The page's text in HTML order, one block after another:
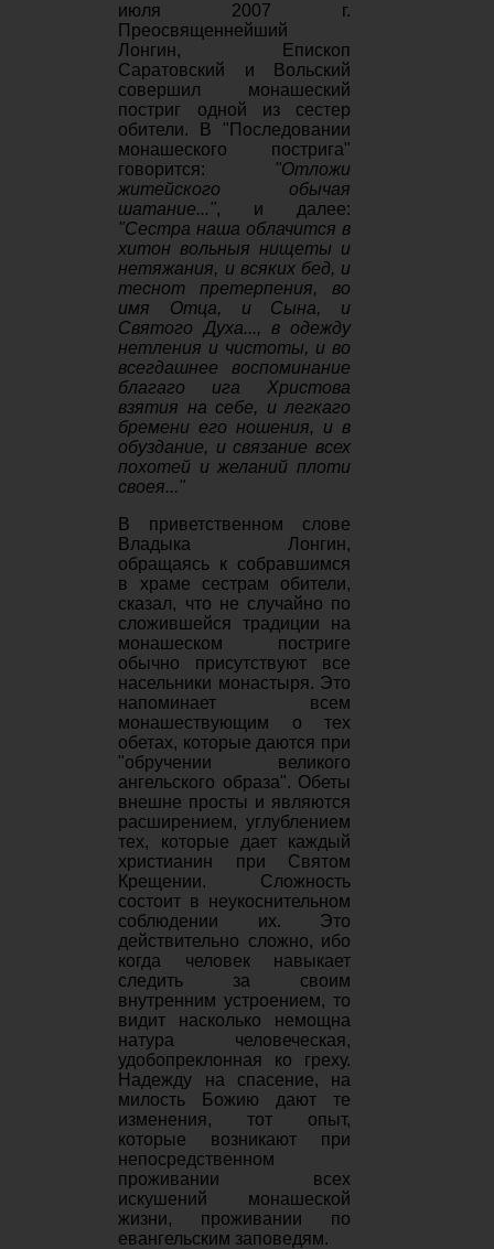
июля 2007 г.
Преосвященнейший
Лонгин, Епископ
Саратовский и Вольский
совершил монашеский
постриг одной из сестер
обители. В "Последовании
монашеского пострига"
говорится:
"Отложи
житейского обычая
шатание...", и далее:
"Сестра наша облачится в
хитон вольныя нищеты и
нетяжания, и всяких бед, и
теснот претерпения, во
имя Отца, и Сына, и
Святого Духа..., в одежду
нетления и чистоты, и во
всегдашнее воспоминание
благаго ига Христова
взятия на себе, и легкаго
бремени его ношения, и в
обуздание, и связание всех
похотей и желаний плоти
своея..."
В приветственном слове
Владыка Лонгин,
обращаясь к собравшимся
в храме сестрам обители,
сказал, что не случайно по
сложившейся традиции на
монашеском постриге
обычно присутствуют все
насельники монастыря. Это
напоминает всем
монашествующим о тех
обетах, которые даются при
"обручении великого
ангельского образа". Обеты
внешне просты и являются
расширением, углублением
тех, которые дает каждый
христианин при Святом
Крещении. Сложность
состоит в неукоснительном
соблюдении их. Это
действительно сложно, ибо
когда человек навыкает
следить за своим
внутренним устроением, то
видит насколько немощна
натура человеческая,
удобопреклонная ко греху.
Надежду на спасение, на
милость Божию дают те
изменения, тот опыт,
которые возникают при
непосредственном
проживании всех
искушений монашеской
жизни, проживании по
евангельским заповедям.